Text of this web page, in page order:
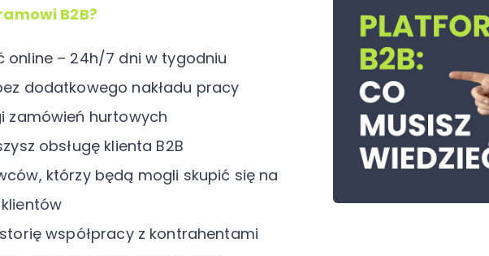
B2B?
online – 24h/7 dni w tygodniu
dodatkowego nakładu pracy
zamówień hurtowych
obsługę klienta B2B
którzy będą mogli skupić się na
współpracy z kontrahentami